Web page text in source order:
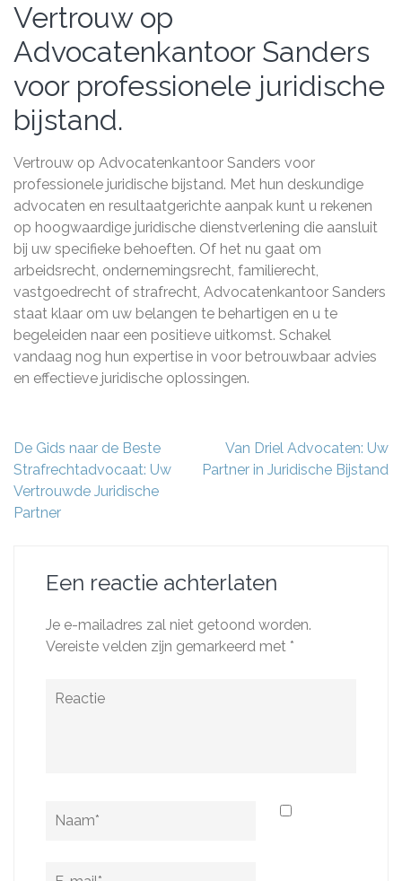
Vertrouw op
Advocatenkantoor Sanders
voor professionele juridische
bijstand.
Vertrouw op Advocatenkantoor Sanders voor
professionele juridische bijstand. Met hun deskundige
advocaten en resultaatgerichte aanpak kunt u rekenen
op hoogwaardige juridische dienstverlening die aansluit
bij uw specifieke behoeften. Of het nu gaat om
arbeidsrecht, ondernemingsrecht, familierecht,
vastgoedrecht of strafrecht, Advocatenkantoor Sanders
staat klaar om uw belangen te behartigen en u te
begeleiden naar een positieve uitkomst. Schakel
vandaag nog hun expertise in voor betrouwbaar advies
en effectieve juridische oplossingen.
Berichtnavigatie
De Gids naar de Beste
Strafrechtadvocaat: Uw
Vertrouwde Juridische
Partner
Van Driel Advocaten: Uw
Partner in Juridische Bijstand
Een reactie achterlaten
Je e-mailadres zal niet getoond worden.
Vereiste velden zijn gemarkeerd met *
Reactie
Naam
E-